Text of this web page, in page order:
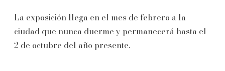
La exposición llega en el mes de febrero a la
ciudad que nunca duerme y permanecerá hasta el
2 de octubre del año presente.